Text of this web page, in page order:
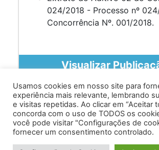
024/2018 - Processo nº
Concorrência Nº. 001/2018.
Visualizar
Av. Prof. Armando Alves da Silva, nº
Caratinga - MG - 35302-403 / Tel:
Usamos cookies em nosso site para
experiência mais relevante, lembrando
e visitas repetidas. Ao clicar em “Aceitar
concorda com o uso de TODOS os
você pode visitar "Configurações de
fornecer um consentimento controlado.